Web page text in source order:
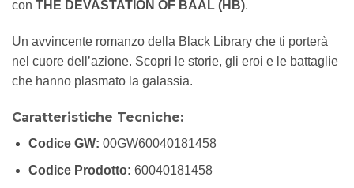
con THE DEVASTATION OF BAAL (HB).
Un avvincente romanzo della Black Library che ti porterà
nel cuore dell’azione. Scopri le storie, gli eroi e le battaglie
che hanno plasmato la galassia.
Caratteristiche Tecniche:
Codice GW: 00GW60040181458
Codice Prodotto: 60040181458